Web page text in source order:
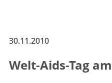
30.11.2010
Welt-Aids-Tag